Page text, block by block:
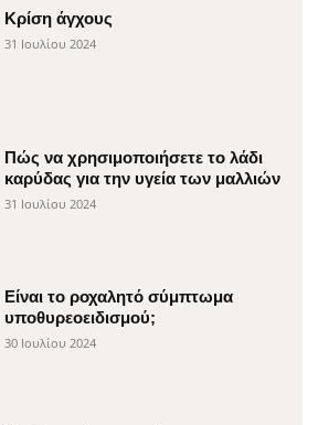
Κρίση άγχους
31 Ιουλίου 2024
Πώς να χρησιμοποιήσετε το λάδι
καρύδας για την υγεία των μαλλιών
31 Ιουλίου 2024
Είναι το ροχαλητό σύμπτωμα
υποθυρεοειδισμού;
30 Ιουλίου 2024